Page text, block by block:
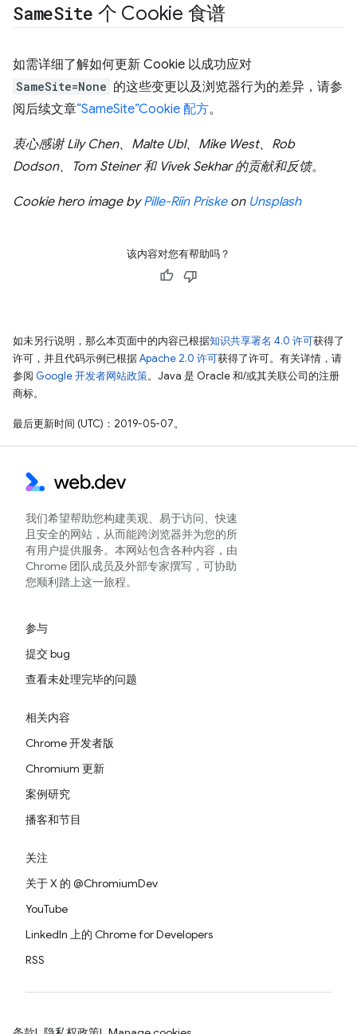
SameSite 个 Cookie 食谱
如需详细了解如何更新 Cookie 以成功应对
SameSite=None 的这些变更以及浏览器行为的差异，请参
阅后续文章“SameSite”Cookie 配方。
衷心感谢 Lily Chen、Malte Ubl、Mike West、Rob
Dodson、Tom Steiner 和 Vivek Sekhar 的贡献和反馈。
Cookie hero image byPille-Riin Priskeon Unsplash
该内容对您有帮助吗？
如未另行说明，那么本页面中的内容已根据知识共享署名 4.0 许可获得了
许可，并且代码示例已根据Apache 2.0 许可获得了许可。有关详情，请
参阅 Google 开发者网站政策。Java 是 Oracle 和/或其关联公司的注册
商标。
最后更新时间 (UTC)：2019-05-07。
我们希望帮助您构建美观、易于访问、快速
且安全的网站，从而能跨浏览器并为您的所
有用户提供服务。本网站包含各种内容，由
Chrome 团队成员及外部专家撰写，可协助
您顺利踏上这一旅程。
参与
提交 bug
查看未处理完毕的问题
相关内容
Chrome 开发者版
Chromium 更新
案例研究
播客和节目
关注
关于 X 的 @ChromiumDev
YouTube
LinkedIn 上的 Chrome for Developers
RSS